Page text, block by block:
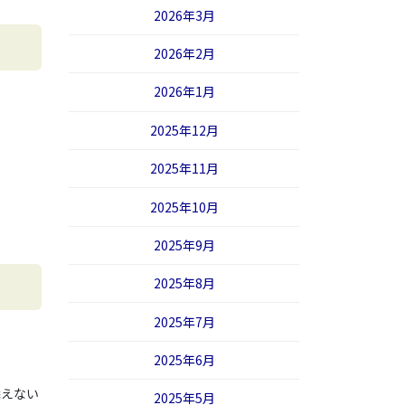
ない
2026年3月
2026年2月
2026年1月
2025年12月
2025年11月
2025年10月
2025年9月
2025年8月
2025年7月
2025年6月
2025年5月